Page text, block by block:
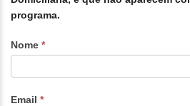
programa.
Nome *
Email *